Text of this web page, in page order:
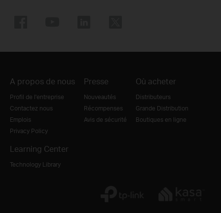
A propos de nous
Profil de l'entreprise
Contactez nous
Emplois
Privacy Policy
Presse
Nouveautés
Récompenses
Avis de sécurité
Où acheter
Distributeurs
Grande Distribution
Boutiques en ligne
Learning Center
Technology Library